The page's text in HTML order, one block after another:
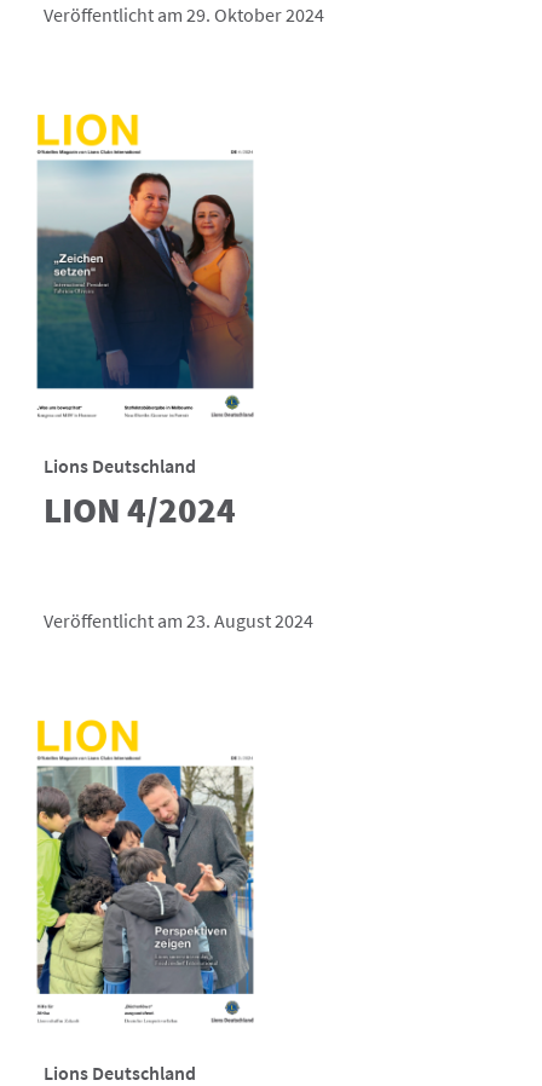
Veröffentlicht am 29. Oktober 2024
Lions Deutschland
LION 4/2024
Veröffentlicht am 23. August 2024
Lions Deutschland